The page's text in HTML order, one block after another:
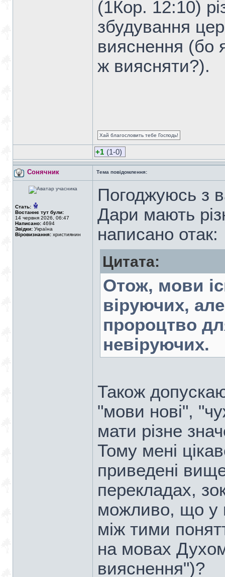
(1Кор. 12:10)
збудування
вияснення (бо
ж виясняти?).
Хай благословить тебе Господь!
+1 (1-0)
Сонячник Тема повідомлення:
Стать:
Востаннє тут були:
14 червня 2026, 06:47
Написано: 4694
Звідки: Україна
Віровизнання: християнин
Погоджуюсь з
Дари мають
написано отак:
Цитата:
Отож, мови
віруючих,
пророцтво
невіруючих.
Також
"мови нові",
мати різне
Тому мені
приведені
перекладах,
можливо, що у
між тими
на мовах
вияснення")?